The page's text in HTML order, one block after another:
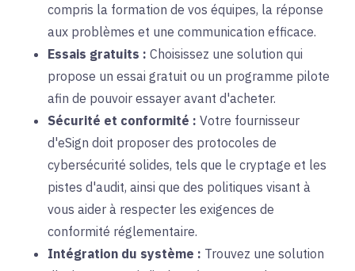
compris la formation de vos équipes, la réponse
aux problèmes et une communication efficace.
Essais gratuits : Choisissez une solution qui
propose un essai gratuit ou un programme pilote
afin de pouvoir essayer avant d'acheter.
Sécurité et conformité : Votre fournisseur
d'eSign doit proposer des protocoles de
cybersécurité solides, tels que le cryptage et les
pistes d'audit, ainsi que des politiques visant à
vous aider à respecter les exigences de
conformité réglementaire.
Intégration du système : Trouvez une solution